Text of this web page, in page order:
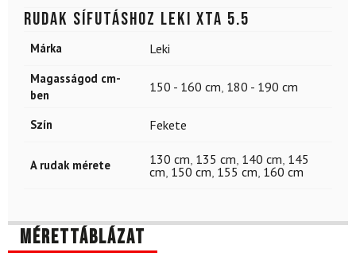
Rudak sífutáshoz LEKI XTA 5.5
Márka Leki
Magasságod cm-
ben
150 - 160 cm, 180 - 190 cm
Szín Fekete
A rudak mérete 130 cm, 135 cm, 140 cm, 145
cm, 150 cm, 155 cm, 160 cm
Mérettáblázat